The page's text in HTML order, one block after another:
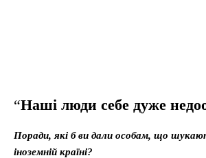
“Наші люди себе дуже
Поради, які б ви дали особам, що
іноземній країні?